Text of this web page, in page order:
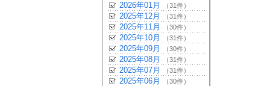
2026年01月 （31件）
2025年12月 （31件）
2025年11月 （30件）
2025年10月 （31件）
2025年09月 （30件）
2025年08月 （31件）
2025年07月 （31件）
2025年06月 （30件）